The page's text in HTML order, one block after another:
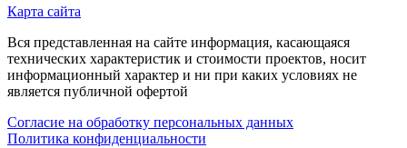
Карта сайта
Вся представленная на сайте информация, касающаяся
технических характеристик и стоимости проектов, носит
информационный характер и ни при каких условиях не
является публичной офертой
Согласие на обработку персональных данных
Политика конфиденциальности